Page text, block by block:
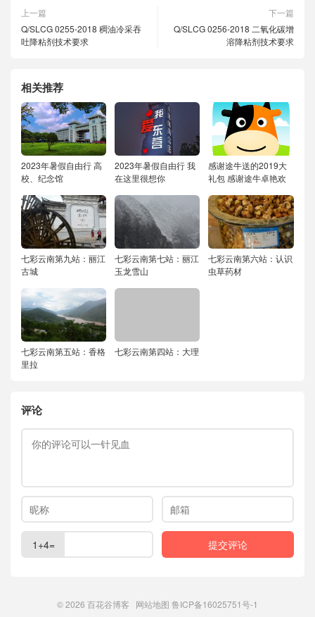
上一篇
Q/SLCG 0255-2018 稠油冷采吞
吐降粘剂技术要求
下一篇
Q/SLCG 0256-2018 二氧化碳增
溶降粘剂技术要求
相关推荐
2023年暑假自由行高
校、纪念馆
2023年暑假自由行我
在这里很想你
感谢途牛送的2019大
礼包感谢途牛卓艳欢
七彩云南第九站：丽江
古城
七彩云南第七站：丽江
玉龙雪山
七彩云南第六站：认识
虫草药材
七彩云南第五站：香格
里拉
七彩云南第四站：大理
评论
1+4=
© 2026 百花谷博客 网站地图 鲁ICP备16025751号-1